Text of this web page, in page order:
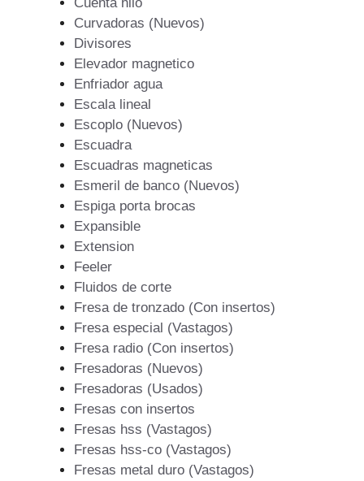
Curvadoras (Nuevos)
Divisores
Elevador magnetico
Enfriador agua
Escala lineal
Escoplo (Nuevos)
Escuadra
Escuadras magneticas
Esmeril de banco (Nuevos)
Espiga porta brocas
Expansible
Extension
Feeler
Fluidos de corte
Fresa de tronzado (Con insertos)
Fresa especial (Vastagos)
Fresa radio (Con insertos)
Fresadoras (Nuevos)
Fresadoras (Usados)
Fresas con insertos
Fresas hss (Vastagos)
Fresas hss-co (Vastagos)
Fresas metal duro (Vastagos)